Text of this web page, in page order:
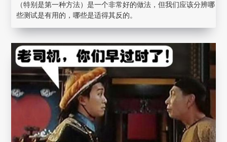
（特别是第一种方法）是一个非常好的做法，但我们应该分辨哪
些测试是有用的，哪些是适得其反的。